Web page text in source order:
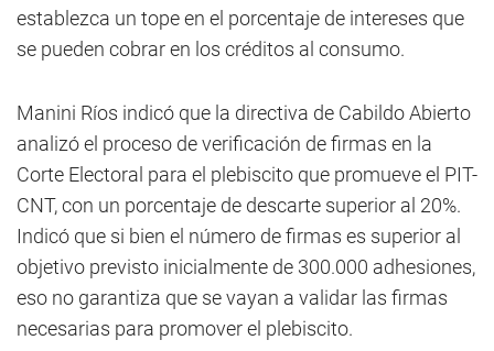
establezca un tope en el porcentaje de intereses que
se pueden cobrar en los créditos al consumo.
Manini Ríos indicó que la directiva de Cabildo Abierto
analizó el proceso de verificación de firmas en la
Corte Electoral para el plebiscito que promueve el PIT-
CNT, con un porcentaje de descarte superior al 20%.
Indicó que si bien el número de firmas es superior al
objetivo previsto inicialmente de 300.000 adhesiones,
eso no garantiza que se vayan a validar las firmas
necesarias para promover el plebiscito.